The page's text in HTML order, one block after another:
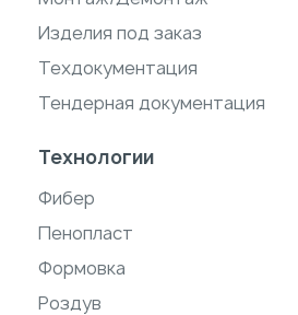
Изделия под заказ
Техдокументация
Тендерная документация
Технологии
Фибер
Пенопласт
Формовка
Роздув